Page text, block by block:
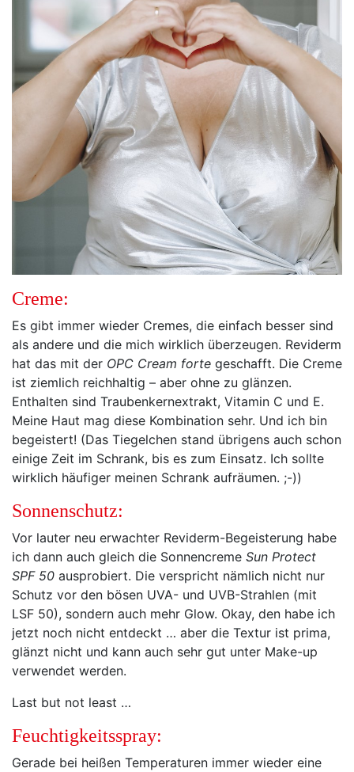
Creme:
Es gibt immer wieder Cremes, die einfach besser sind
als andere und die mich wirklich überzeugen. Reviderm
hat das mit der OPC Cream forte geschafft. Die Creme
ist ziemlich reichhaltig – aber ohne zu glänzen.
Enthalten sind Traubenkernextrakt, Vitamin C und E.
Meine Haut mag diese Kombination sehr. Und ich bin
begeistert! (Das Tiegelchen stand übrigens auch schon
einige Zeit im Schrank, bis es zum Einsatz. Ich sollte
wirklich häufiger meinen Schrank aufräumen. ;-))
Sonnenschutz:
Vor lauter neu erwachter Reviderm-Begeisterung habe
ich dann auch gleich die Sonnencreme Sun Protect
SPF 50 ausprobiert. Die verspricht nämlich nicht nur
Schutz vor den bösen UVA- und UVB-Strahlen (mit
LSF 50), sondern auch mehr Glow. Okay, den habe ich
jetzt noch nicht entdeckt … aber die Textur ist prima,
glänzt nicht und kann auch sehr gut unter Make-up
verwendet werden.
Last but not least …
Feuchtigkeitsspray:
Gerade bei heißen Temperaturen immer wieder eine